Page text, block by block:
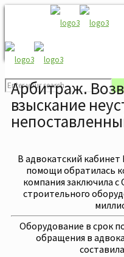
Арбитраж.
взыскание
В адвокатский
помощи обратилась
компания заключила
строительного
Оборудование в срок
обращения в